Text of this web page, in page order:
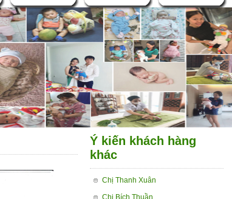
Ý kiến khách hàng
khác
Chị Thanh Xuân
Chị Bích Thuần